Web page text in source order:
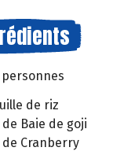
personnes
de riz
de Baie de goji
de Cranberry